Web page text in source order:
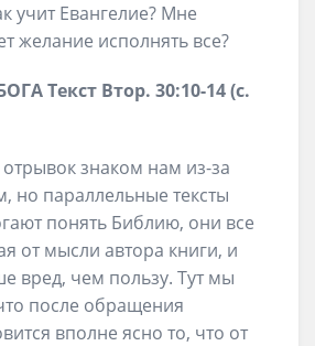
учит Евангелие? Мне
желание исполнять все?
Текст Втор. 30:10-14 (с.
знаком нам из-за
но параллельные тексты
понять Библию, они все
от мысли автора книги, и
вред, чем пользу. Тут мы
после обращения
вполне ясно то, что от